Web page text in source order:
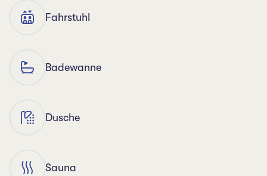
Fahrstuhl
Badewanne
Dusche
Sauna